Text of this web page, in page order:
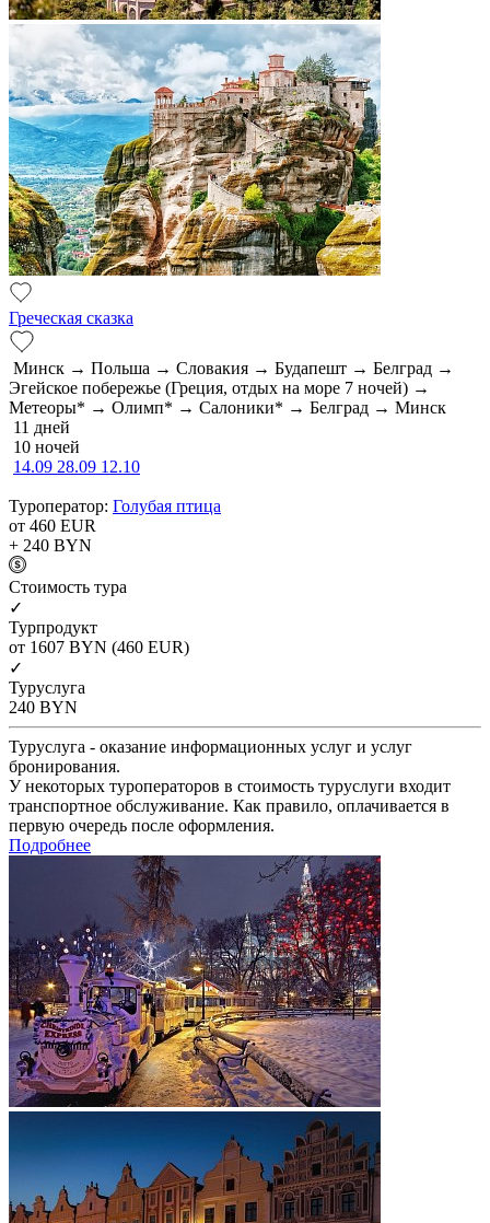
Греческая сказка
Минск → Польша → Словакия → Будапешт → Белград →
Эгейское побережье (Греция, отдых на море 7 ночей) →
Метеоры* → Олимп* → Салоники* → Белград → Минск
11 дней
10 ночей
14.09 28.09 12.10
Туроператор: Голубая птица
от 460 EUR
+ 240 BYN
Cтоимость тура
✓
Турпродукт
от 1607 BYN (460 EUR)
✓
Туруслуга
240 BYN
Туруслуга - оказание информационных услуг и услуг
бронирования.
У некоторых туроператоров в стоимость туруслуги входит
транспортное обслуживание. Как правило, оплачивается в
первую очередь после оформления.
Подробнее